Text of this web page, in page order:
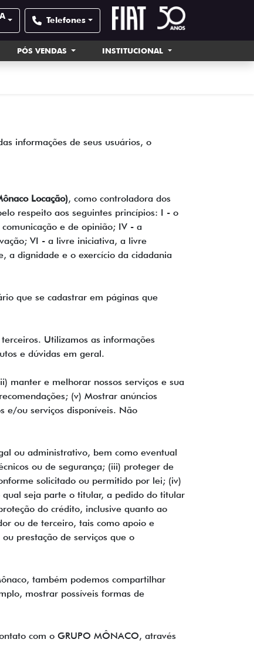
Telefones
PÓS VENDAS INSTITUCIONAL
informações de seus usuários, o
Locação), como controladora dos
respeito aos seguintes princípios: I - o
e de opinião; IV - a
VI - a livre iniciativa, a livre
a dignidade e o exercício da cidadania
que se cadastrar em páginas que
Utilizamos as informações
e dúvidas em geral.
manter e melhorar nossos serviços e sua
(v) Mostrar anúncios
e/ou serviços disponíveis. Não
ou administrativo, bem como eventual
ou de segurança; (iii) proteger de
solicitado ou permitido por lei; (iv)
seja parte o titular, a pedido do titular
do crédito, inclusive quanto ao
ou de terceiro, tais como apoio e
prestação de serviços que o
também podemos compartilhar
mostrar possíveis formas de
com o GRUPO MÔNACO, através